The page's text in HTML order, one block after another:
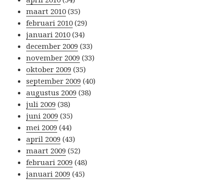
maart 2010 (35)
februari 2010 (29)
januari 2010 (34)
december 2009 (33)
november 2009 (33)
oktober 2009 (35)
september 2009 (40)
augustus 2009 (38)
juli 2009 (38)
juni 2009 (35)
mei 2009 (44)
april 2009 (43)
maart 2009 (52)
februari 2009 (48)
januari 2009 (45)